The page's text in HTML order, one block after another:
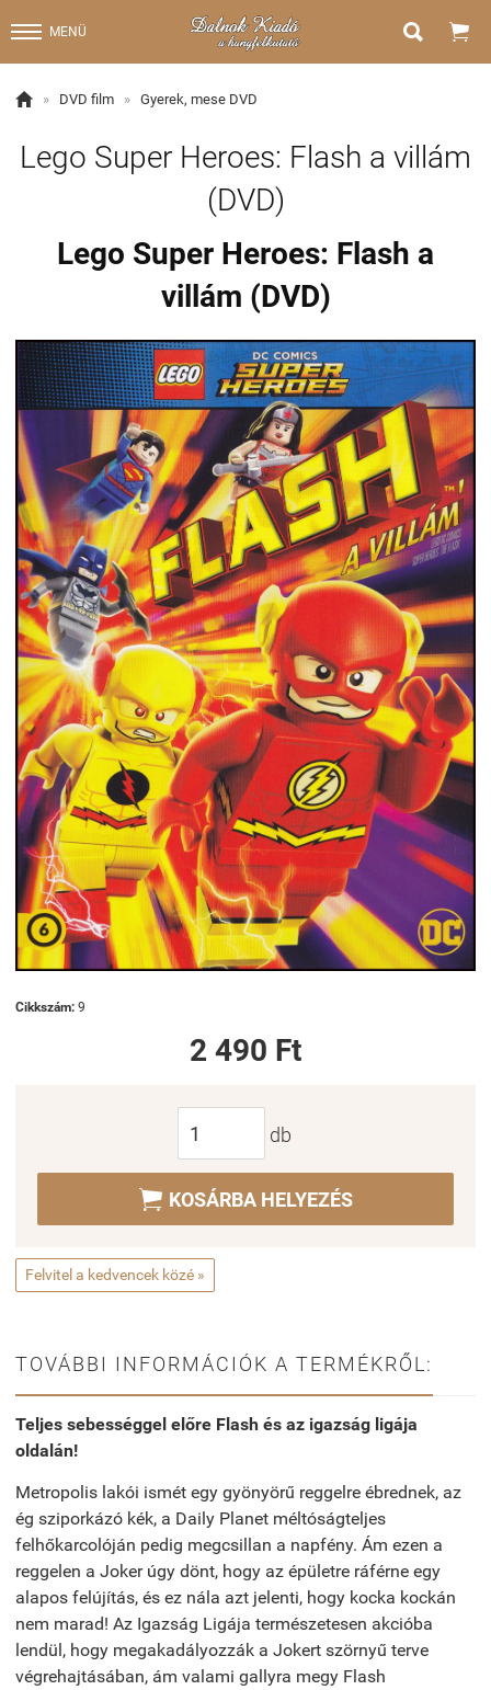
MENÜ  
 » DVD film » Gyerek, mese DVD
Lego Super Heroes: Flash a villám
(DVD)
Lego Super Heroes: Flash a
villám (DVD)
Cikkszám: 9
2 490 Ft
db
 KOSÁRBA HELYEZÉS
Felvitel a kedvencek közé »
TOVÁBBI INFORMÁCIÓK A TERMÉKRŐL:
Teljes sebességgel előre Flash és az igazság ligája
oldalán!
Metropolis lakói ismét egy gyönyörű reggelre ébrednek, az
ég sziporkázó kék, a Daily Planet méltóságteljes
felhőkarcolóján pedig megcsillan a napfény. Ám ezen a
reggelen a Joker úgy dönt, hogy az épületre ráférne egy
alapos felújítás, és ez nála azt jelenti, hogy kocka kockán
nem marad! Az Igazság Ligája természetesen akcióba
lendül, hogy megakadályozzák a Jokert szörnyű terve
végrehajtásában, ám valami gallyra megy Flash